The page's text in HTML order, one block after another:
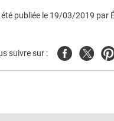
publiée le 19/03/2019 par
suivre sur : FacebookTwitter